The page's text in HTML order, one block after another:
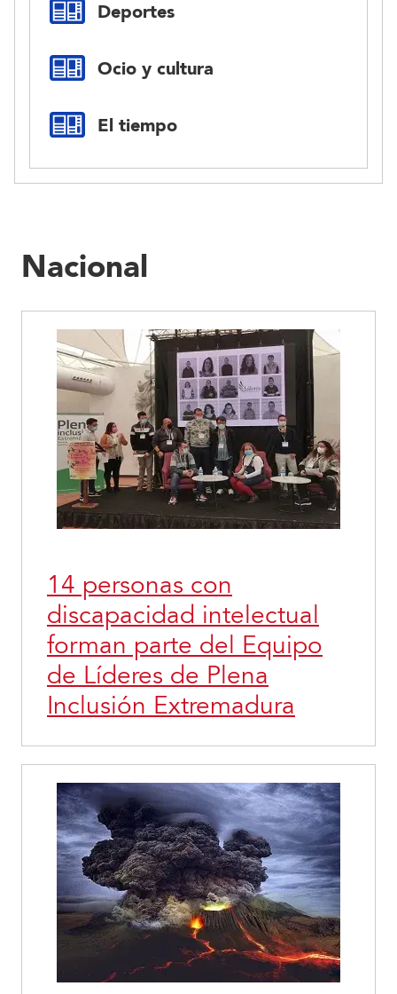
Deportes
Ocio y cultura
El tiempo
Nacional
14 personas con
discapacidad intelectual
forman parte del Equipo
de Líderes de Plena
Inclusión Extremadura